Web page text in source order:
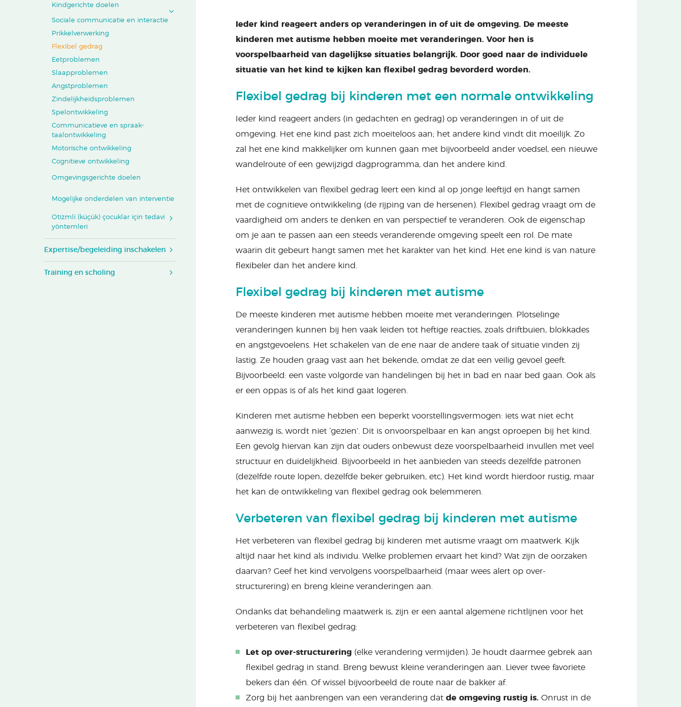
Ieder kind reageert anders op veranderingen in of uit de omgeving. De meeste
kinderen met autisme hebben moeite met veranderingen. Voor hen is
voorspelbaarheid van dagelijkse situaties belangrijk. Door goed naar de individuele
situatie van het kind te kijken kan flexibel gedrag bevorderd worden.
Flexibel gedrag bij kinderen met een normale ontwikkeling
Ieder kind reageert anders (in gedachten en gedrag) op veranderingen in of uit de
omgeving. Het ene kind past zich moeiteloos aan; het andere kind vindt dit moeilijk. Zo
zal het ene kind makkelijker om kunnen gaan met bijvoorbeeld ander voedsel, een nieuwe
wandelroute of een gewijzigd dagprogramma, dan het andere kind.
Het ontwikkelen van flexibel gedrag leert een kind al op jonge leeftijd en hangt samen
met de cognitieve ontwikkeling (de rijping van de hersenen). Flexibel gedrag vraagt om de
vaardigheid om anders te denken en van perspectief te veranderen. Ook de eigenschap
om je aan te passen aan een steeds veranderende omgeving speelt een rol. De mate
waarin dit gebeurt hangt samen met het karakter van het kind. Het ene kind is van nature
flexibeler dan het andere kind.
Flexibel gedrag bij kinderen met autisme
De meeste kinderen met autisme hebben moeite met veranderingen. Plotselinge
veranderingen kunnen bij hen vaak leiden tot heftige reacties, zoals driftbuien, blokkades
en angstgevoelens. Het schakelen van de ene naar de andere taak of situatie vinden zij
lastig. Ze houden graag vast aan het bekende, omdat ze dat een veilig gevoel geeft.
Bijvoorbeeld: een vaste volgorde van handelingen bij het in bad en naar bed gaan. Ook als
er een oppas is of als het kind gaat logeren.
Kinderen met autisme hebben een beperkt voorstellingsvermogen: iets wat niet echt
aanwezig is, wordt niet ‘gezien’. Dit is onvoorspelbaar en kan angst oproepen bij het kind.
Een gevolg hiervan kan zijn dat ouders onbewust deze voorspelbaarheid invullen met veel
structuur en duidelijkheid. Bijvoorbeeld in het aanbieden van steeds dezelfde patronen
(dezelfde route lopen, dezelfde beker gebruiken, etc). Het kind wordt hierdoor rustig, maar
het kan de ontwikkeling van flexibel gedrag ook belemmeren.
Verbeteren van flexibel gedrag bij kinderen met autisme
Het verbeteren van flexibel gedrag bij kinderen met autisme vraagt om maatwerk. Kijk
altijd naar het kind als individu. Welke problemen ervaart het kind? Wat zijn de oorzaken
daarvan? Geef het kind vervolgens voorspelbaarheid (maar wees alert op over-
structurering) en breng kleine veranderingen aan.
Ondanks dat behandeling maatwerk is, zijn er een aantal algemene richtlijnen voor het
verbeteren van flexibel gedrag:
Let op over-structurering (elke verandering vermijden). Je houdt daarmee gebrek aan
flexibel gedrag in stand. Breng bewust kleine veranderingen aan. Liever twee favoriete
bekers dan één. Of wissel bijvoorbeeld de route naar de bakker af.
Zorg bij het aanbrengen van een verandering dat de omgeving rustig is. Onrust in de
Kindgerichte doelen
Sociale communicatie en interactie
Prikkelverwerking
Flexibel gedrag
Eetproblemen
Slaapproblemen
Angstproblemen
Zindelijkheidsproblemen
Spelontwikkeling
Communicatieve en spraak-
taalontwikkeling
Motorische ontwikkeling
Cognitieve ontwikkeling
Omgevingsgerichte doelen
Mogelijke onderdelen van interventie
Otizmli (küçük) çocuklar için tedavi
yöntemleri
Expertise/begeleiding inschakelen
Training en scholing